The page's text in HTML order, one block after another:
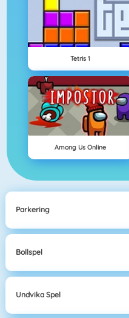
Tetris 1
Among Us Online
Parkering
Bollspel
Undvika Spel